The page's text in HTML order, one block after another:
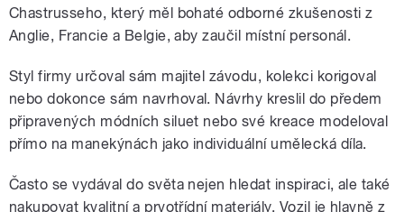
Chastrusseho, který měl bohaté odborné zkušenosti z
Anglie, Francie a Belgie, aby zaučil místní personál.
Styl firmy určoval sám majitel závodu, kolekci korigoval
nebo dokonce sám navrhoval. Návrhy kreslil do předem
připravených módních siluet nebo své kreace modeloval
přímo na manekýnách jako individuální umělecká díla.
Často se vydával do světa nejen hledat inspiraci, ale také
nakupovat kvalitní a prvotřídní materiály. Vozil je hlavně z